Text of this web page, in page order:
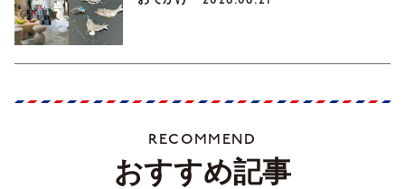
RECOMMEND
おすすめ記事